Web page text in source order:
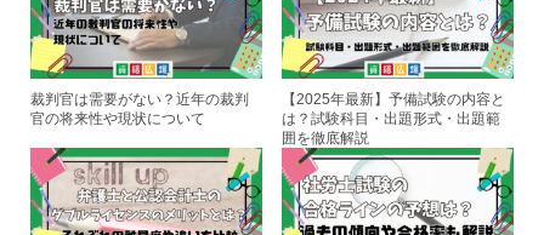
裁判官は需要がない？近年の裁判
官の将来性や現状について
【2025年最新】予備試験の内容と
は？試験科目・出題形式・出題範
囲を徹底解説